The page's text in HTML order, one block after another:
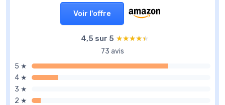
Voir l'offre
4,5 sur 5 ★★★★★
★★★★★
73 avis
5 ★
4 ★
3 ★
2 ★